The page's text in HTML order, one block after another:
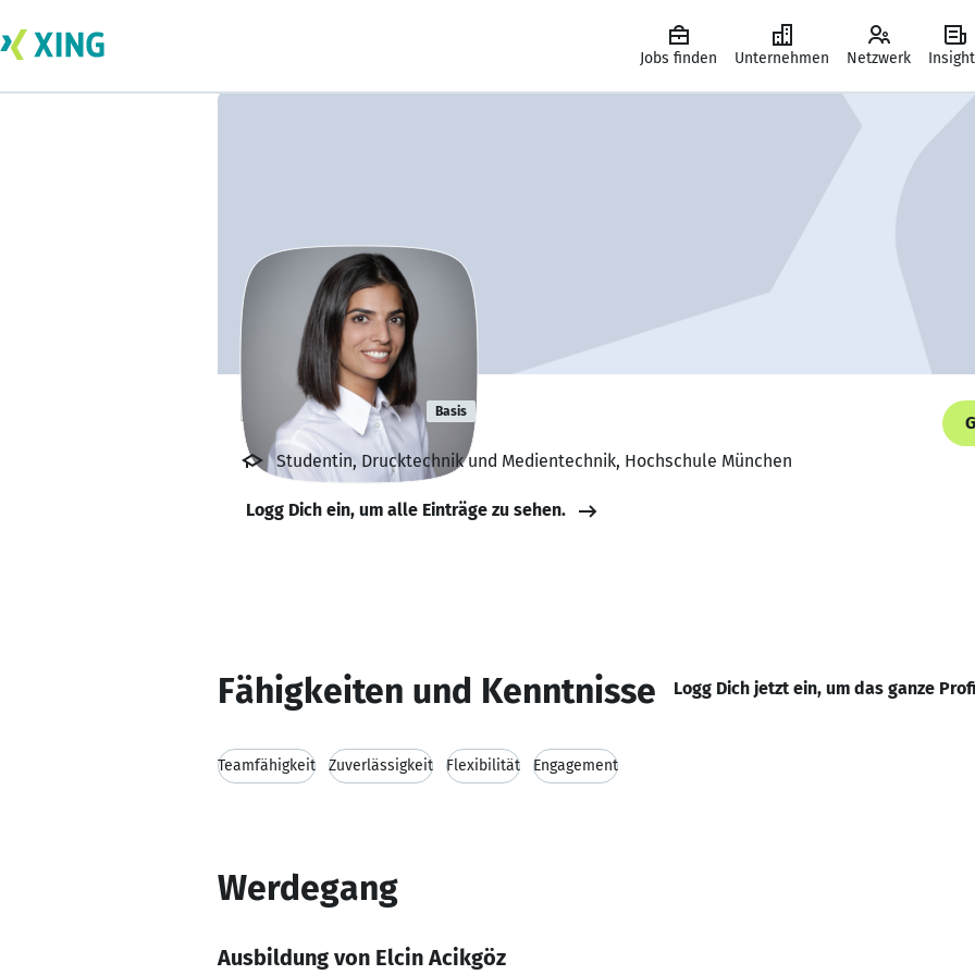
Jobs finden Unternehmen Netzwerk
Elcin Acikgöz Basis
Studentin, Drucktechnik und Medientechnik, Hochschule München
Logg Dich ein, um alle Einträge zu sehen.
Fähigkeiten und Kenntnisse Logg Dich jetzt ein, um das ganze
Teamfähigkeit Zuverlässigkeit Flexibilität Engagement
Werdegang
Ausbildung von Elcin Acikgöz